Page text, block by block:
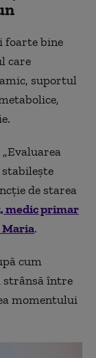
foarte bine
care
suportul
de starea
medic primar
Maria.
cum
strânsă între
momentului